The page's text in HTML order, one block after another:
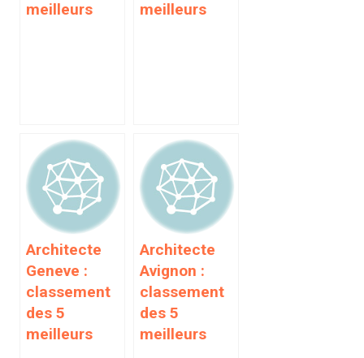
meilleurs
meilleurs
Architecte
Geneve :
classement
des 5
meilleurs
Architecte
Avignon :
classement
des 5
meilleurs